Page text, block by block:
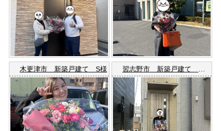
木更津市 新築戸建て S様 習志野市 新築戸建て Ｔ様